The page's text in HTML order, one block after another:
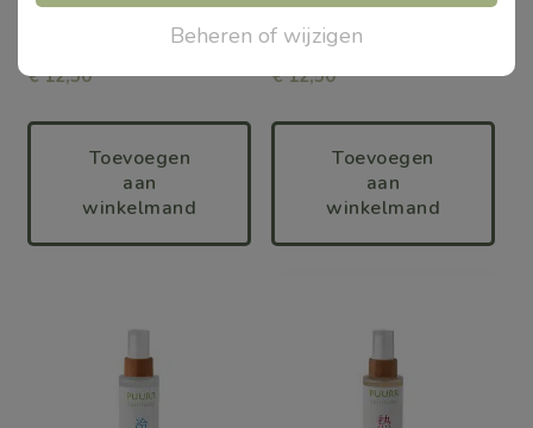
Aromafume Guang |
€12,50
Toevoegen
aan
winkelmand
Aromafume Hëi’án |
Roomspray
€12,50
Toevoegen
aan
winkelmand
Beheren of wijzigen